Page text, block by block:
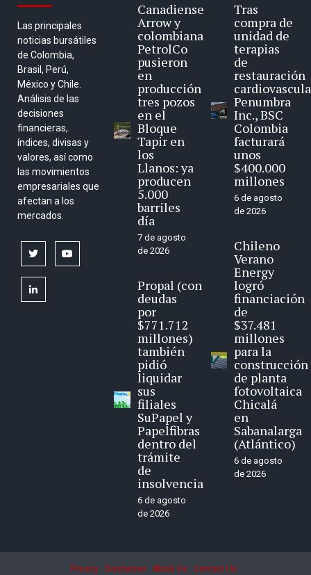
Las principales
noticias bursátiles
de Colombia,
Brasil, Perú,
México y Chile.
Análisis de las
decisiones
financieras,
índices, divisas y
valores, así como
las movimientos
empresariales que
afectan a los
mercados.
twitter
linkedin
Canadiense
Arrow y
colombiana
PetrolCo
pusieron
en
producción
tres pozos
en el
Bloque
Tapir en
los
Llanos: ya
producen
5.000
barriles
día
7 de agosto
de 2026
Propal (con
deudas
por
$771.712
millones)
también
pidió
liquidar
sus
filiales
SuPapel y
Papelfibras
dentro del
trámite
de
insolvencia
6 de agosto
de 2026
Tras
compra de
unidad de
terapias
de
restauración
Penumbra
Inc., BSC
Colombia
facturará
unos
$400.000
millones
6 de agosto
de 2026
Chileno
Verano
Energy
logró
financiación
de
$37.481
millones
para la
construcción
de planta
fotovoltaica
Chicalá
en
Sabanalarga
(Atlántico)
6 de agosto
de 2026
Privacy Disclaimer About Us Contact Us